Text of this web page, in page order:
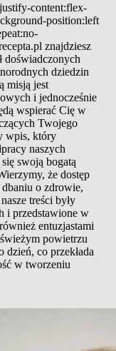
content:flex-
position:left
znajdziesz
doświadczonych
dziedzin
misją jest
i jednocześnie
wspierać Cię w
Twojego
wpis, który
naszych
swoją bogatą
że dostęp
o zdrowie,
treści były
i przedstawione w
entuzjastami
powietrzu
co przekłada
w tworzeniu